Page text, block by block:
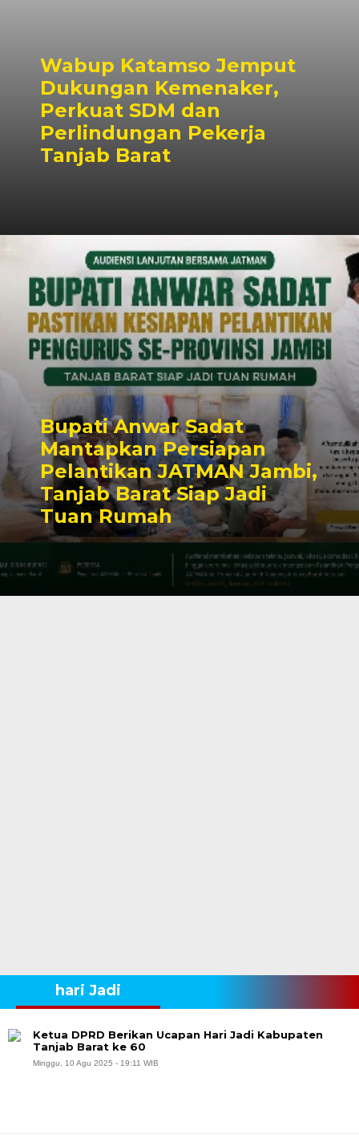
Wabup Katamso Jemput
Dukungan Kemenaker,
Perkuat SDM dan
Perlindungan Pekerja
Tanjab Barat
Bupati Anwar Sadat
Mantapkan Persiapan
Pelantikan JATMAN Jambi,
Tanjab Barat Siap Jadi
Tuan Rumah
hari Jadi
Ketua DPRD Berikan Ucapan Hari Jadi Kabupaten
Tanjab Barat ke 60
Minggu, 10 Agu 2025 - 19:11 WIB